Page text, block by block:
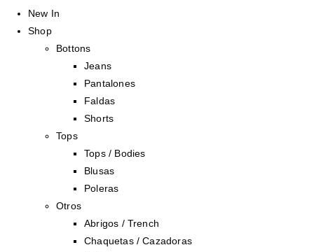
New In
Shop
Bottons
Jeans
Pantalones
Faldas
Shorts
Tops
Tops / Bodies
Blusas
Poleras
Otros
Abrigos / Trench
Chaquetas / Cazadoras